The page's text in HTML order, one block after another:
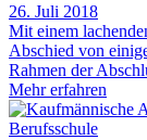
26. Juli 2018
Mit einem
Abschied von
Rahmen der
Mehr erfahren
Berufsschule